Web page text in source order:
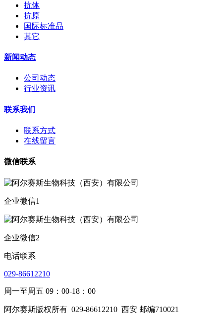
抗体
抗原
国际标准品
其它
新闻动态
公司动态
行业资讯
联系我们
联系方式
在线留言
微信联系
企业微信1
企业微信2
电话联系
029-86612210
周一至周五 09：00-18：00
阿尔赛斯版权所有 029-86612210 西安 邮编710021